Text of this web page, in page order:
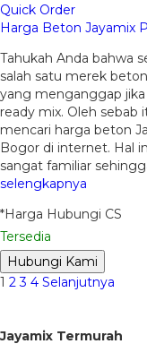
Quick Order
Harga Beton Jayamix
Tahukah Anda bahwa
salah satu merek
yang menganggap
ready mix. Oleh sebab
mencari harga beton
Bogor di internet. Hal
sangat familiar
selengkapnya
*Harga Hubungi CS
Tersedia
Hubungi Kami
1 2 3 4 Selanjutnya
Jayamix Termurah